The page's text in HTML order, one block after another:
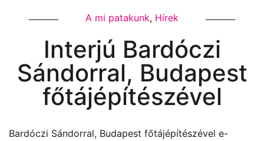
A mi patakunk, Hírek
Interjú Bardóczi
Sándorral, Budapest
főtájépítészével
Bardóczi Sándorral, Budapest főtájépítészével e-